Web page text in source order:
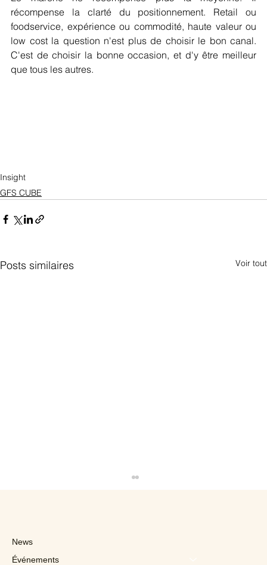
récompense la clarté du positionnement. Retail ou
foodservice, expérience ou commodité, haute valeur ou
low cost la question n'est plus de choisir le bon canal.
C'est de choisir la bonne occasion, et d'y être meilleur
que tous les autres.
Insight
GFS CUBE
Posts similaires Voir tout
News
Événements